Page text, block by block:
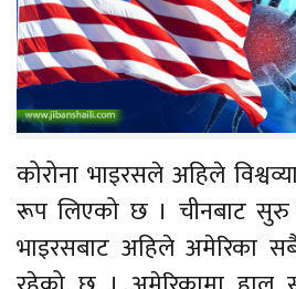
कोरोना भाइरसले अहिले
रूप लिएको छ । चीनबाट
भाइरसबाट अहिले अमेरिका